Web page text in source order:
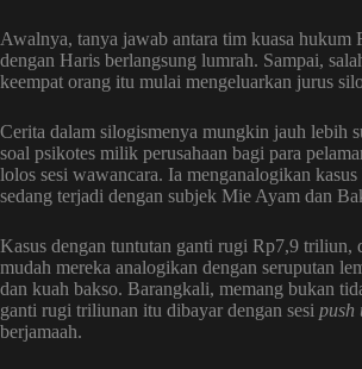
Awalnya, tanya jawab antara tim kuasa hukum
dengan Haris berlangsung lumrah. Sampai,
keempat orang itu mulai mengeluarkan jurus
Cerita dalam silogismenya mungkin jauh lebih
soal psikotes milik perusahaan bagi para
lolos sesi wawancara. Ia menganalogikan
sedang terjadi dengan subjek Mie Ayam dan
Kasus dengan tuntutan ganti rugi Rp7,9 triliun,
mudah mereka analogikan dengan seruputan
dan kuah bakso. Barangkali, memang bukan
ganti rugi triliunan itu dibayar dengan sesi push
berjamaah.